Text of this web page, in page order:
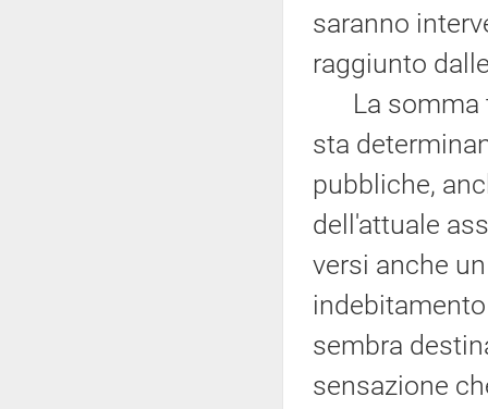
saranno
raggiunto
La somma
sta
pubbliche,
dell'attuale
versi anche
sembra
sensazione